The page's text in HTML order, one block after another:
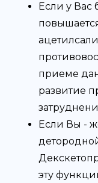
Если у Вас
приеме
развитие
Если Вы -
эту